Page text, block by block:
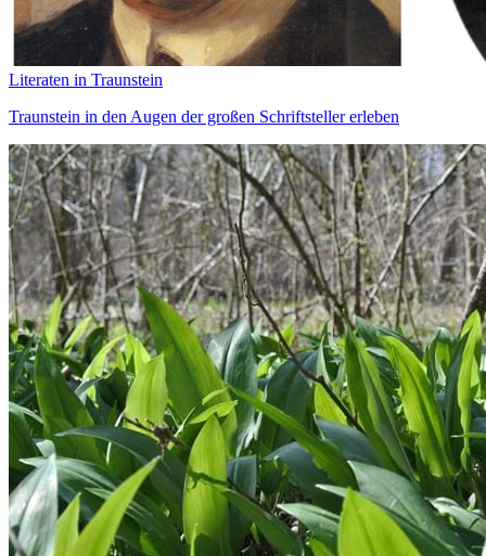
Literaten in Traunstein
Traunstein in den Augen der großen Schriftsteller erleben